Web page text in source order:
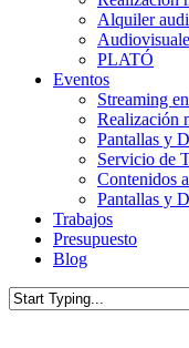
Alquiler
PLATÓ
Eventos
Streaming
Realización
Pantallas y
Servicio de
Contenidos
Pantallas y
Trabajos
Presupuesto
Blog